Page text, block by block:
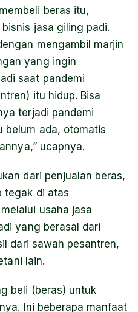
beras itu,
jasa giling padi.
mengambil marjin
yang ingin
saat pandemi
itu hidup. Bisa
terjadi pandemi
belum ada, otomatis
ucapnya.
dari penjualan beras,
tegak di atas
usaha jasa
yang berasal dari
dari sawah pesantren,
lain.
beli (beras) untuk
Ini beberapa manfaat